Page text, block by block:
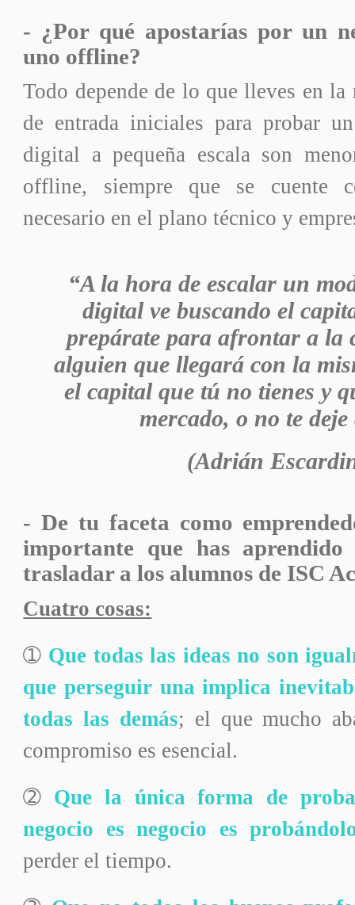
- ¿Por qué apostarías por un
uno offline?
Todo depende de lo que lleves en la
de entrada iniciales para probar
digital a pequeña escala son
offline, siempre que se cuente
necesario en el plano técnico y
“A la hora de escalar un
digital ve buscando el
prepárate para afrontar a la
alguien que llegará con la
el capital que tú no tienes y
mercado, o no te deje
(Adrián
- De tu faceta como
importante que has
trasladar a los alumnos de ISC
Cuatro cosas:
➀ Que todas las ideas no son
que perseguir una implica
todas las demás; el que mucho
compromiso es esencial.
➁ Que la única forma de
negocio es negocio es
perder el tiempo.